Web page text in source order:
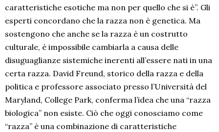
caratteristiche esotiche ma non per quello che si è”. Gli
esperti concordano che la razza non è genetica. Ma
sostengono che anche se la razza è un costrutto
culturale, è impossibile cambiarla a causa delle
disuguaglianze sistemiche inerenti all’essere nati in una
certa razza. David Freund, storico della razza e della
politica e professore associato presso l’Università del
Maryland, College Park, conferma l’idea che una “razza
biologica” non esiste. Ciò che oggi conosciamo come
“razza” è una combinazione di caratteristiche